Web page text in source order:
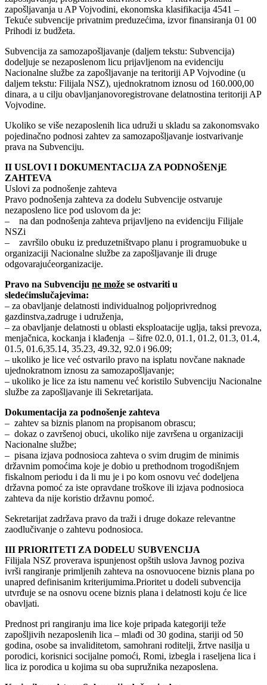
zapošljavanja u AP Vojvodini, ekonomska klasifikacija 4541 –
Tekuće subvencije privatnim preduzećima, izvor finansiranja 01 00
Prihodi iz budžeta.
Subvencija za samozapošljavanje (daljem tekstu: Subvencija)
dodeljuje se nezaposlenom licu prijavljenom na evidenciju
Nacionalne službe za zapošljavanje na teritoriji AP Vojvodine (u
daljem tekstu: Filijala NSZ), ujednokratnom iznosu od 160.000,00
dinara, a u cilju obavljanjanovoregistrovane delatnostina teritoriji AP
Vojvodine.
Ukoliko se više nezaposlenih lica udruži u skladu sa zakonomsvako
pojedinačno podnosi zahtev za samozapošljavanje iostvarivanje
prava na Subvenciju.
II USLOVI I DOKUMENTACIJA ZA PODNOŠENjE
ZAHTEVA
Uslovi za podnošenje zahteva
Pravo podnošenja zahteva za dodelu Subvencije ostvaruje
nezaposleno lice pod uslovom da je:
– na dan podnošenja zahteva prijavljeno na evidenciju Filijale
NSZi
– završilo obuku iz preduzetništvapo planu i programuobuke u
organizaciji Nacionalne službe za zapošljavanje ili druge
odgovarajućeorganizacije.
Pravo na Subvenciju ne može se ostvariti u
sledećimslučajevima:
– za obavljanje delatnosti individualnog poljoprivrednog
gazdinstva,zadruge i udruženja,
– za obavljanje delatnosti u oblasti eksploatacije uglja, taksi prevoza,
menjačnica, kockanja i klađenja – šifre 02.0, 01.1, 01.2, 01.3, 01.4,
01.5, 01.6,35.14, 35.23, 49.32, 92.0 i 96.09;
– ukoliko je lice već ostvarilo pravo na isplatu novčane naknade
ujednokratnom iznosu za samozapošljavanje;
– ukoliko je lice za istu namenu već koristilo Subvenciju Nacionalne
službe za zapošljavanje ili Sekretarijata.
Dokumentacija za podnošenje zahteva
– zahtev sa biznis planom na propisanom obrascu;
– dokaz o završenoj obuci, ukoliko nije završena u organizaciji
Nacionalne službe;
– pisana izjava podnosioca zahteva o svim drugim de minimis
državnim pomoćima koje je dobio u prethodnom trogodišnjem
fiskalnom periodu i da li mu je i po kom osnovu već dodeljena
državna pomoć za iste opravdane troškove ili izjava podnosioca
zahteva da nije koristio državnu pomoć.
Sekretarijat zadržava pravo da traži i druge dokaze relevantne
zaodlučivanje o zahtevu podnosioca.
III PRIORITETI ZA DODELU SUBVENCIJA
Filijala NSZ proverava ispunjenost opštih uslova Javnog poziva
ivrši rangiranje primljenih zahteva na osnovuocene biznis plana po
unapred definisanim kriterijumima.Prioritet u dodeli subvencija
utvrđuje se na osnovu ocene biznis plana i delatnosti koju će lice
obavljati.
Prednost pri rangiranju ima lice koje pripada kategoriji teže
zapošljivih nezaposlenih lica – mlađi od 30 godina, stariji od 50
godina, osobe sa invaliditetom, samohrani roditelji, žrtve nasilja u
porodici, korisnici socijalne pomoći, Romi, izbegla i raseljena lica i
lica iz porodica u kojima su oba supružnika nezaposlena.